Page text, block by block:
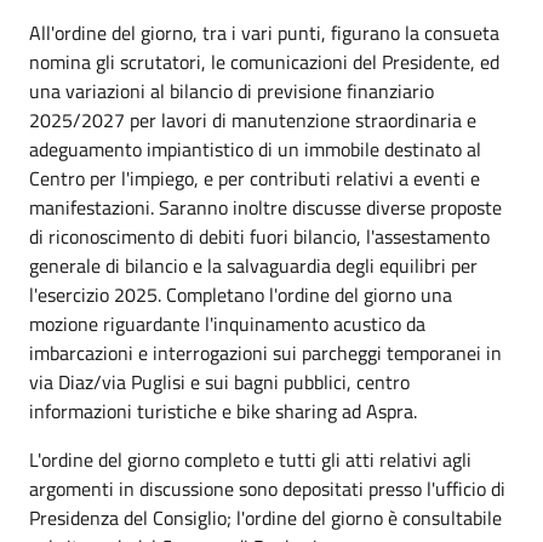
All'ordine del giorno, tra i vari punti, figurano la consueta
nomina gli scrutatori, le comunicazioni del Presidente, ed
una variazioni al bilancio di previsione finanziario
2025/2027 per lavori di manutenzione straordinaria e
adeguamento impiantistico di un immobile destinato al
Centro per l'impiego, e per contributi relativi a eventi e
manifestazioni. Saranno inoltre discusse diverse proposte
di riconoscimento di debiti fuori bilancio, l'assestamento
generale di bilancio e la salvaguardia degli equilibri per
l'esercizio 2025. Completano l'ordine del giorno una
mozione riguardante l'inquinamento acustico da
imbarcazioni e interrogazioni sui parcheggi temporanei in
via Diaz/via Puglisi e sui bagni pubblici, centro
informazioni turistiche e bike sharing ad Aspra.
L'ordine del giorno completo e tutti gli atti relativi agli
argomenti in discussione sono depositati presso l'ufficio di
Presidenza del Consiglio; l'ordine del giorno è consultabile